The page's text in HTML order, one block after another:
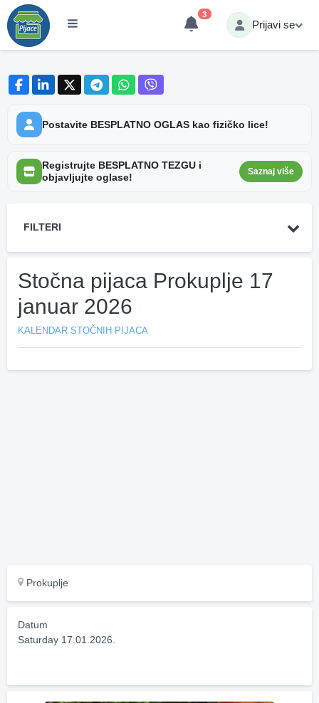
3
Prijavi se
Postavite BESPLATNO OGLAS kao fizičko lice!
Registrujte BESPLATNO TEZGU i
objavljujte oglase!
Saznaj više
FILTERI
Stočna pijaca Prokuplje 17
januar 2026
KALENDAR STOČNIH PIJACA
Prokuplje
Datum
Saturday 17.01.2026.